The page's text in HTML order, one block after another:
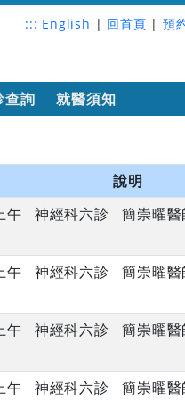
::: English | 回首頁 | 預
查詢 就醫須知
說明
神經科六診 簡崇曜醫
神經科六診 簡崇曜醫
神經科六診 簡崇曜醫
神經科六診 簡崇曜醫